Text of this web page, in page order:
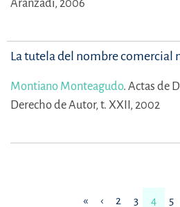
Aranzadi, 2006
La tutela del nombre comercial
Montiano Monteagudo. Actas de
Derecho de Autor, t. XXII, 2002
« ‹ 2 3 4 5